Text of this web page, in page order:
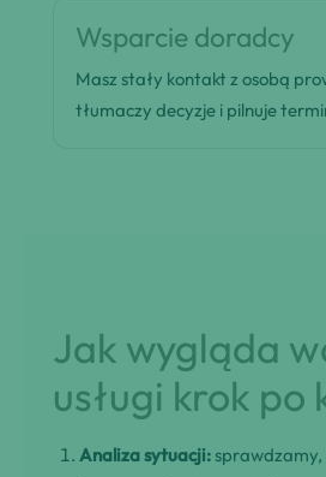
Wsparcie doradcy
Masz stały kontakt z osobą
tłumaczy decyzje i pilnuje
Jak wygląda
usługi krok po
Analiza sytuacji: sprawdzamy,